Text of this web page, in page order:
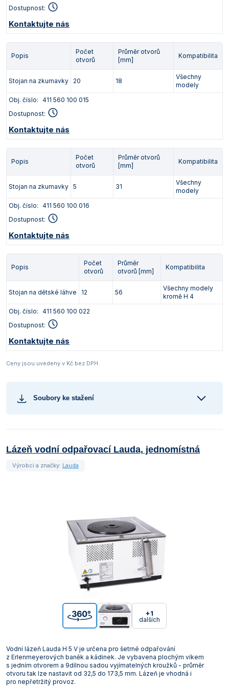
Dostupnost:
Kontaktujte nás
Popis
Počet
otvorů
Průměr otvorů
[mm]
Kompatibilita
Stojan na zkumavky 20 18
Všechny
modely
Obj. číslo: 411 560 100 015
Dostupnost:
Kontaktujte nás
Popis
Počet
otvorů
Průměr otvorů
[mm]
Kompatibilita
Stojan na zkumavky 5 31
Všechny
modely
Obj. číslo: 411 560 100 016
Dostupnost:
Kontaktujte nás
Popis
Počet
otvorů
Průměr
otvorů [mm]
Kompatibilita
Stojan na dětské láhve 12 56
Všechny modely
kromě H 4
Obj. číslo: 411 560 100 022
Dostupnost:
Kontaktujte nás
Ceny jsou uvedeny v Kč bez DPH.
Soubory ke stažení
Lázeň vodní odpařovací Lauda, jednomístná
+1
dalších
Výrobci a značky: Lauda
Vodní lázeň Lauda H 5 V je určena pro šetrné odpařování
z Erlenmeyerových baněk a kádinek. Je vybavena plochým víkem
s jedním otvorem a 9dílnou sadou vyjímatelných kroužků - průměr
otvoru tak lze nastavit od 32,5 do 173,5 mm. Lázeň je vhodná i
pro nepřetržitý provoz.